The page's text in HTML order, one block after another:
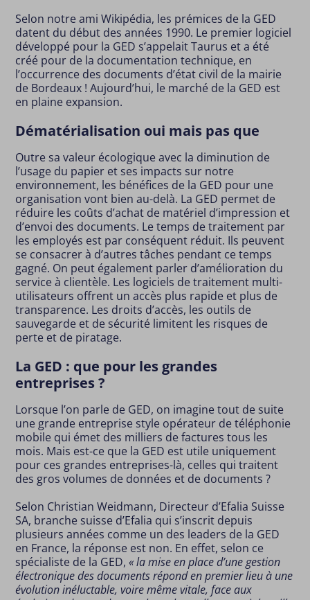
Selon notre ami Wikipédia, les prémices de la GED
datent du début des années 1990. Le premier logiciel
développé pour la GED s’appelait Taurus et a été
créé pour de la documentation technique, en
l’occurrence des documents d’état civil de la mairie
de Bordeaux ! Aujourd’hui, le marché de la GED est
en plaine expansion.
Dématérialisation oui mais pas que
Outre sa valeur écologique avec la diminution de
l’usage du papier et ses impacts sur notre
environnement, les bénéfices de la GED pour une
organisation vont bien au-delà. La GED permet de
réduire les coûts d’achat de matériel d’impression et
d’envoi des documents. Le temps de traitement par
les employés est par conséquent réduit. Ils peuvent
se consacrer à d’autres tâches pendant ce temps
gagné. On peut également parler d’amélioration du
service à clientèle. Les logiciels de traitement multi-
utilisateurs offrent un accès plus rapide et plus de
transparence. Les droits d’accès, les outils de
sauvegarde et de sécurité limitent les risques de
perte et de piratage.
La GED : que pour les grandes
entreprises ?
Lorsque l’on parle de GED, on imagine tout de suite
une grande entreprise style opérateur de téléphonie
mobile qui émet des milliers de factures tous les
mois. Mais est-ce que la GED est utile uniquement
pour ces grandes entreprises-là, celles qui traitent
des gros volumes de données et de documents ?
Selon Christian Weidmann, Directeur d’Efalia Suisse
SA, branche suisse d’Efalia qui s’inscrit depuis
plusieurs années comme un des leaders de la GED
en France, la réponse est non. En effet, selon ce
spécialiste de la GED,«la mise en place d’une gestion
électronique des documents répond en premier lieu à une
évolution inéluctable, voire même vitale, face aux